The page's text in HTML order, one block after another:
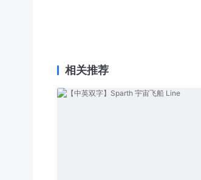
相关推荐